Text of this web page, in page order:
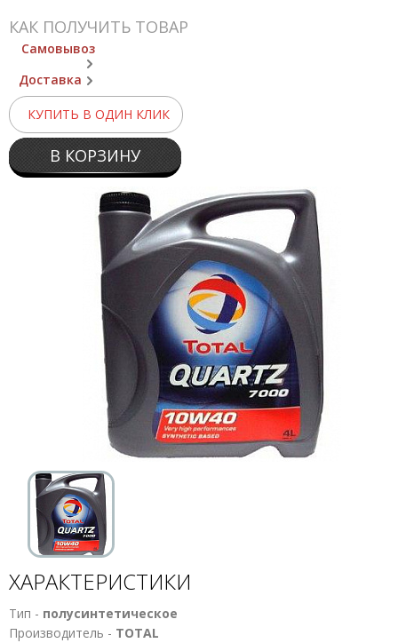
КАК ПОЛУЧИТЬ ТОВАР
Самовывоз
Доставка
КУПИТЬ В ОДИН КЛИК
В КОРЗИНУ
ХАРАКТЕРИСТИКИ
Тип - полусинтетическое
Производитель - TOTAL